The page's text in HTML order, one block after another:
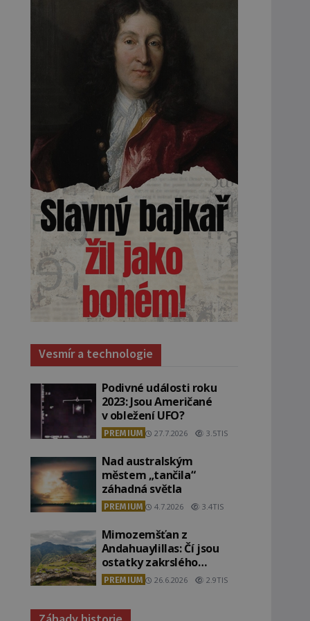
Vesmír a technologie
Podivné události roku
2023: Jsou Američané
v obležení UFO?
PREMIUM 27.7.2026 3.5TIS
Nad australským
městem „tančila“
záhadná světla
PREMIUM 4.7.2026 3.4TIS
Mimozemšťan z
Andahuaylillas: Čí jsou
ostatky zakrslého
stvoření s ohromnou
lebkou?
PREMIUM 26.6.2026 2.9TIS